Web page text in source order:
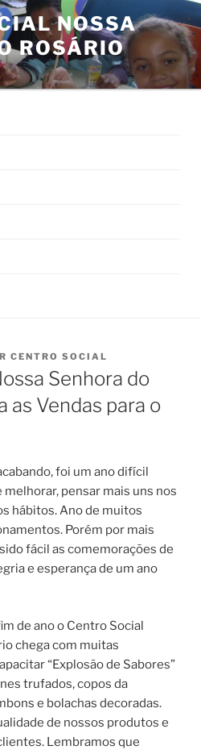
NOSSA
ROSÁRIO
CENTRO SOCIAL
Senhora do
as Vendas para o
foi um ano difícil
pensar mais uns nos
hábitos. Ano de muitos
Porém por mais
fácil as comemorações de
e esperança de um ano
de ano o Centro Social
chega com muitas
“Explosão de Sabores”
trufados, copos da
e bolachas decoradas.
de nossos produtos e
Lembramos que